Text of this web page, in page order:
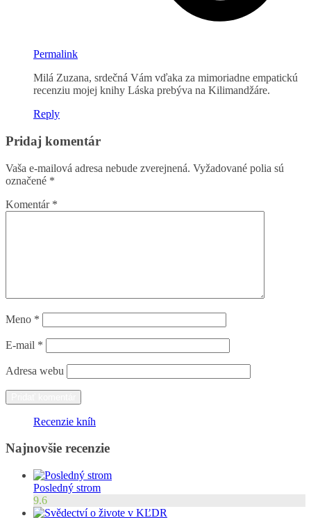
Permalink
Milá Zuzana, srdečná Vám vďaka za mimoriadne empatickú
recenziu mojej knihy Láska prebýva na Kilimandžáre.
Reply
Pridaj komentár
Vaša e-mailová adresa nebude zverejnená. Vyžadované polia sú
označené *
Komentár *
Meno *
E-mail *
Adresa webu
Recenzie kníh
Najnovšie recenzie
Posledný strom
9.6